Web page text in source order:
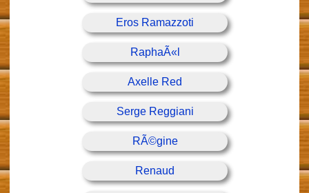
Eros Ramazzoti
RaphaÃ«l
Axelle Red
Serge Reggiani
RÃ©gine
Renaud